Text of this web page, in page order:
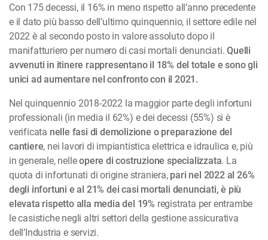
Con 175 decessi, il 16% in meno rispetto all’anno precedente
e il dato più basso dell’ultimo quinquennio, il settore edile nel
2022 è al secondo posto in valore assoluto dopo il
manifatturiero per numero di casi mortali denunciati.Quelli
avvenuti in itinere rappresentano il 18% del totale e sono gli
unici ad aumentare nel confronto con il 2021.
Nel quinquennio 2018-2022 la maggior parte degli infortuni
professionali (in media il 62%) e dei decessi (55%) si è
verificata nelle fasi di demolizione o preparazione del
cantiere, nei lavori di impiantistica elettrica e idraulica e, più
in generale, nelleopere di costruzione specializzata. La
quota di infortunati di origine straniera, pari nel 2022 al 26%
degli infortuni e al 21% dei casi mortali denunciati, è più
elevata rispetto alla media del 19% registrata per entrambe
le casistiche negli altri settori della gestione assicurativa
dell’Industria e servizi.